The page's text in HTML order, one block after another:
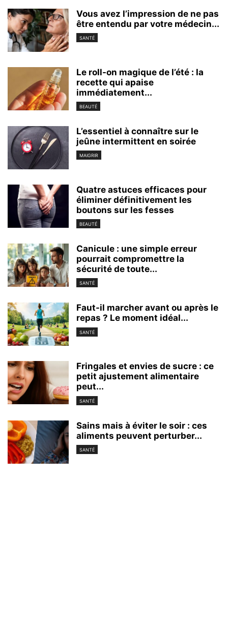
Vous avez l’impression de ne pas
être entendu par votre médecin...
SANTÉ
Le roll-on magique de l’été : la
recette qui apaise
immédiatement...
BEAUTÉ
L’essentiel à connaître sur le
jeûne intermittent en soirée
MAIGRIR
Quatre astuces efficaces pour
éliminer définitivement les
boutons sur les fesses
BEAUTÉ
Canicule : une simple erreur
pourrait compromettre la
sécurité de toute...
SANTÉ
Faut-il marcher avant ou après le
repas ? Le moment idéal...
SANTÉ
Fringales et envies de sucre : ce
petit ajustement alimentaire
peut...
SANTÉ
Sains mais à éviter le soir : ces
aliments peuvent perturber...
SANTÉ